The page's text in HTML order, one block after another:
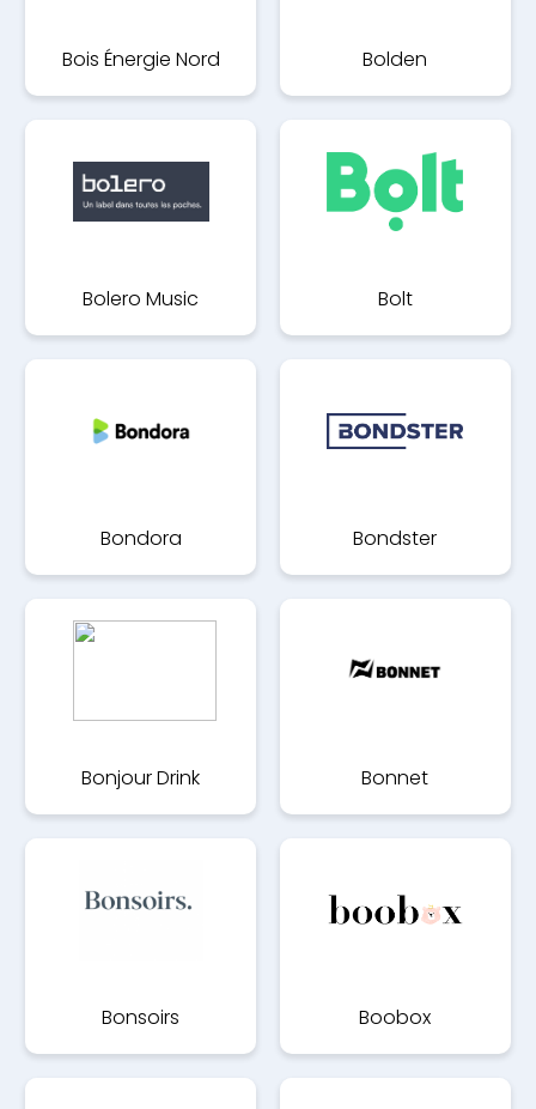
Bois Énergie Nord Bolden
Bolero Music Bolt
Bondora Bondster
Bonjour Drink Bonnet
Bonsoirs Boobox